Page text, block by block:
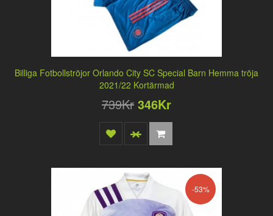
Billiga Fotbollströjor Orlando City SC Special Barn Hemma tröja
2021/22 Kortärmad
739Kr 346Kr
-53%